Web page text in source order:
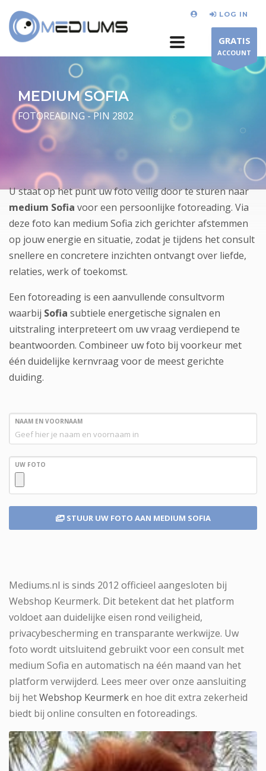
LOG IN
GRATIS
ACCOUNT
MEDIUM SOFIA
FOTOREADING - PIN 2802
U staat op het punt uw foto veilig door te sturen naar
medium Sofia voor een persoonlijke fotoreading. Via
deze foto kan medium Sofia zich gerichter afstemmen
op jouw energie en situatie, zodat je tijdens het consult
snellere en concretere inzichten ontvangt over liefde,
relaties, werk of toekomst.
Een fotoreading is een aanvullende consultvorm
waarbij Sofia subtiele energetische signalen en
uitstraling interpreteert om uw vraag verdiepend te
beantwoorden. Combineer uw foto bij voorkeur met
één duidelijke kernvraag voor de meest gerichte
duiding.
NAAM EN VOORNAAM
UW FOTO
STUUR UW FOTO AAN MEDIUM SOFIA
Mediums.nl is sinds 2012 officieel aangesloten bij
Webshop Keurmerk. Dit betekent dat het platform
voldoet aan duidelijke eisen rond veiligheid,
privacybescherming en transparante werkwijze. Uw
foto wordt uitsluitend gebruikt voor een consult met
medium Sofia en automatisch na één maand van het
platform verwijderd. Lees meer over onze aansluiting
bij hetWebshop Keurmerken hoe dit extra zekerheid
biedt bij online consulten en fotoreadings.